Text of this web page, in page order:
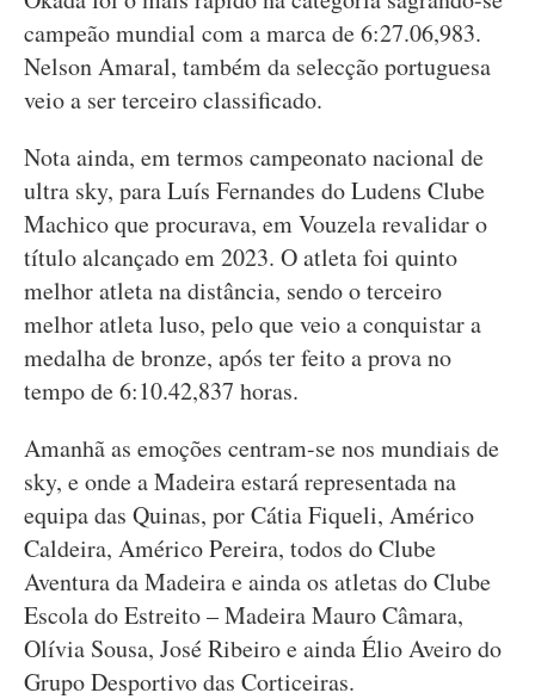
campeão mundial com a marca de 6:27.06,983.
Nelson Amaral, também da selecção portuguesa
veio a ser terceiro classificado.
Nota ainda, em termos campeonato nacional de
ultra sky, para Luís Fernandes do Ludens Clube
Machico que procurava, em Vouzela revalidar o
título alcançado em 2023. O atleta foi quinto
melhor atleta na distância, sendo o terceiro
melhor atleta luso, pelo que veio a conquistar a
medalha de bronze, após ter feito a prova no
tempo de 6:10.42,837 horas.
Amanhã as emoções centram-se nos mundiais de
sky, e onde a Madeira estará representada na
equipa das Quinas, por Cátia Fiqueli, Américo
Caldeira, Américo Pereira, todos do Clube
Aventura da Madeira e ainda os atletas do Clube
Escola do Estreito – Madeira Mauro Câmara,
Olívia Sousa, José Ribeiro e ainda Élio Aveiro do
Grupo Desportivo das Corticeiras.